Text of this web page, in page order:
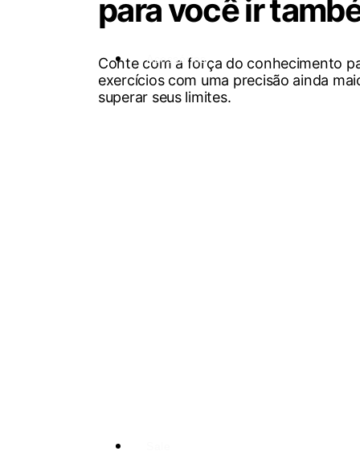
Acessórios
para você ir
Conte com a força do conhecimento
exercícios com uma precisão ainda
superar seus limites.